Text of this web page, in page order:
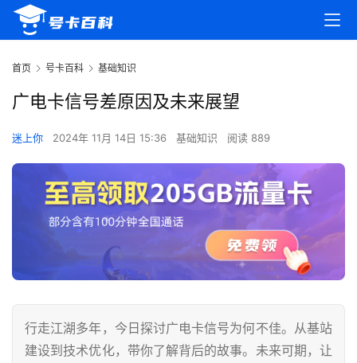
首页 号卡百科 基础知识
广电卡信号差原因及未来展望
迷上你 2024年 11月 14日 15:36 基础知识 阅读 889
行走江湖多年，今日探讨广电卡信号为何不佳。从基站
建设到技术优化，带你了解背后的故事。未来可期，让